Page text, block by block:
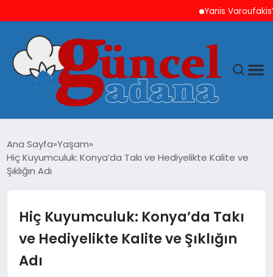
Yanis Varoufakis’ten
GÜNCEL
MAGAZIN
SAĞLIK
Ana Sayfa Yaşam
Hiç Kuyumculuk: Konya’da Takı ve Hediyelikte Kalite ve
Şıklığın Adı
Hiç Kuyumculuk: Konya’da Takı
ve Hediyelikte Kalite ve Şıklığın
Adı